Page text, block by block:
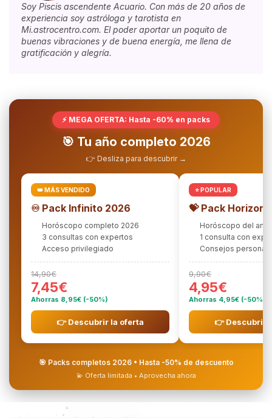
Soy Piscis ascendente Acuario. Con más de 20 años de
experiencia soy astróloga y tarotista en
Mi.astrocentro.com. El poder aportar un poquito de
buenas vibraciones y de buena energía, me llena de
gratificación y alegría.
⚡ MEGA OFERTA: Hasta -60% en packs
🎯 Tu año completo 2026
👉 Desliza para descubrir →
👑 MÁS VENDIDO
♾️ Pack Infinito 2026
Horóscopo completo 2026
3 consultas con expertos
Acceso privilegiado
14,90€
7,45€
Ahorras 8,95€ (-50%)
👉 Descubrir la oferta
⭐ POPULAR
💝 Pack
Horóscopo del
1 consulta con
Consejos
9,90€
4,95€
Ahorras 4,95€ (-50%)
👉 Descubrir
🎯 Packs completos 2026 • Hasta -50% de descuento
💫 Oferta limitada • Aprovecha ahora